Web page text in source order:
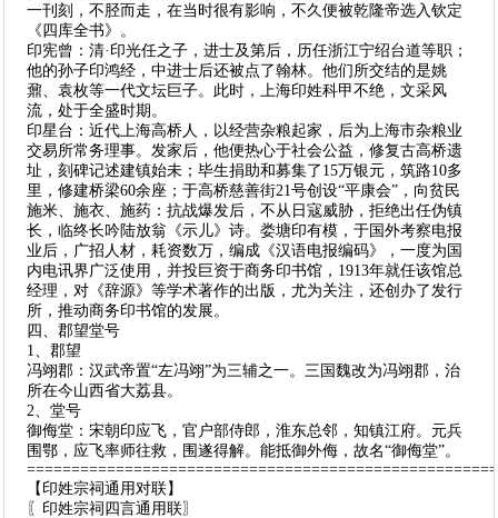
一刊刻，不胫而走，在当时很有影响，不久便被乾隆帝选入钦定
《四库全书》。
印宪曾：清·印光任之子，进士及第后，历任浙江宁绍台道等职；
他的孙子印鸿经，中进士后还被点了翰林。他们所交结的是姚
鼐、袁枚等一代文坛巨子。此时，上海印姓科甲不绝，文采风
流，处于全盛时期。
印星台：近代上海高桥人，以经营杂粮起家，后为上海市杂粮业
交易所常务理事。发家后，他便热心于社会公益，修复古高桥遗
址，刻碑记述建镇始未；毕生捐助和募集了15万银元，筑路10多
里，修建桥梁60余座；于高桥慈善街21号创设“平康会”，向贫民
施米、施衣、施药：抗战爆发后，不从日寇威胁，拒绝出任伪镇
长，临终长吟陆放翁《示儿》诗。娄塘印有模，于国外考察电报
业后，广招人材，耗资数万，编成《汉语电报编码》，一度为国
内电讯界广泛使用，并投巨资于商务印书馆，1913年就任该馆总
经理，对《辞源》等学术著作的出版，尤为关注，还创办了发行
所，推动商务印书馆的发展。
四、郡望堂号
1、郡望
冯翊郡：汉武帝置“左冯翊”为三辅之一。三国魏改为冯翊郡，治
所在今山西省大荔县。
2、堂号
御侮堂：宋朝印应飞，官户部侍郎，淮东总邻，知镇江府。元兵
围鄂，应飞率师往救，围遂得解。能抵御外侮，故名“御侮堂”。
【印姓宗祠通用对联】
〖印姓宗祠四言通用联〗